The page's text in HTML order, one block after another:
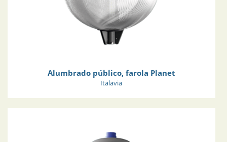
Alumbrado público, farola Planet
Italavia